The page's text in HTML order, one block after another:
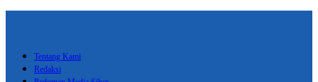
Tentang Kami
Redaksi